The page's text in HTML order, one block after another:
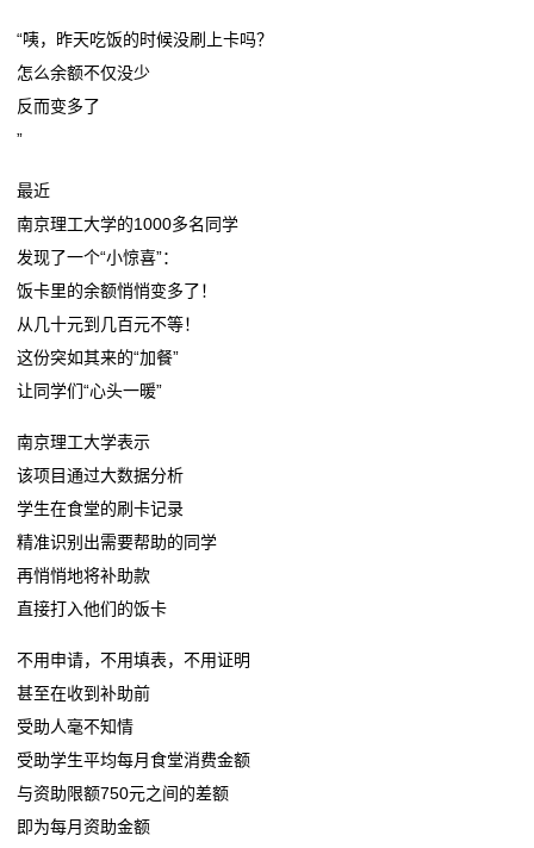
教育部发布校服管理11条准则：厘清学校主体责任筑牢
阳光采购防线
北京学校：协同创新共筑育人新生态
临沂外国语学校：情暖重阳致敬师者 共话教育初心
纪念日主题系列活动
东莞：专门学校让迷途少年重新启航
“咦，昨天吃饭的时候没刷上卡吗？
怎么余额不仅没少
反而变多了
”
最近
南京理工大学的1000多名同学
发现了一个“小惊喜”：
饭卡里的余额悄悄变多了！
从几十元到几百元不等！
这份突如其来的“加餐”
让同学们“心头一暖”
南京理工大学表示
该项目通过大数据分析
学生在食堂的刷卡记录
精准识别出需要帮助的同学
再悄悄地将补助款
直接打入他们的饭卡
不用申请，不用填表，不用证明
甚至在收到补助前
受助人毫不知情
受助学生平均每月食堂消费金额
与资助限额750元之间的差额
即为每月资助金额